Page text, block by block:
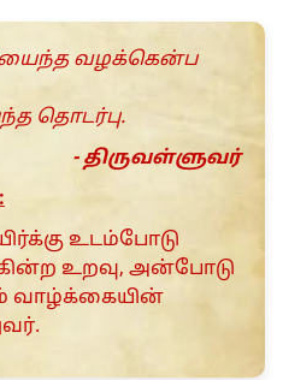
வழக்கென்ப
தொடர்பு.
- திருவள்ளுவர்
உடம்போடு
உறவு, அன்போடு
வாழ்க்கையின்